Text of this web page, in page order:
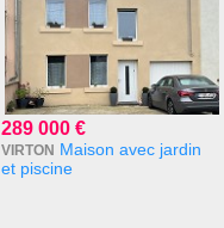
289 000 €
VIRTON Maison avec jardin
et piscine